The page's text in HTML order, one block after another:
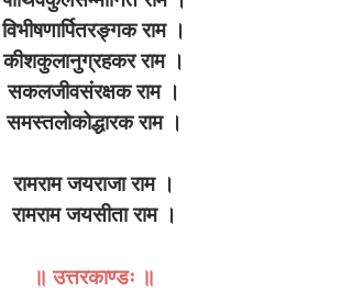
विभीषणार्पितरङ्गक राम ।
कीशकुलानुग्रहकर राम ।
सकलजीवसंरक्षक राम ।
समस्तलोकोद्धारक राम ।
रामराम जयराजा राम ।
रामराम जयसीता राम ।
॥ उत्तरकाण्डः ॥